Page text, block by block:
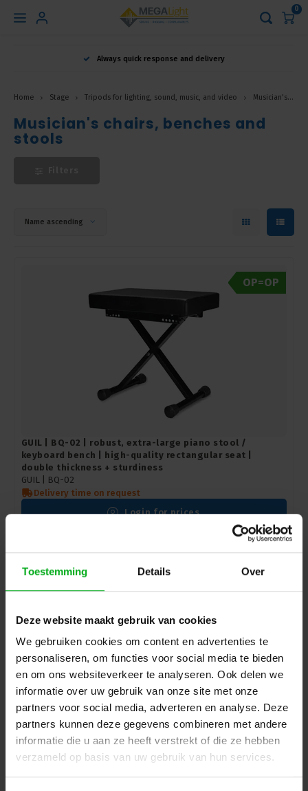
Toestemming Details Over
Deze website maakt gebruik van cookies
We gebruiken cookies om content en advertenties te
personaliseren, om functies voor social media te bieden
en om ons websiteverkeer te analyseren. Ook delen we
informatie over uw gebruik van onze site met onze
partners voor social media, adverteren en analyse. Deze
partners kunnen deze gegevens combineren met andere
informatie die u aan ze heeft verstrekt of die ze hebben
verzameld op basis van uw gebruik van hun services.
Hoofdmenu
Nederlands
0
Always quick response and delivery
Home Stage Tripods for lighting, sound, music, and video Musician's chairs, benches and stools
Musician's chairs, benches and
stools
Name ascending
OP=OP
GUIL | BQ-02 | robust, extra-large piano stool /
keyboard bench | high-quality rectangular seat |
double thickness + sturdiness
GUIL |
BQ-02
Delivery time on request
Login for prices
OP=OP
GUIL | SL-16 | robust drum stool | high-quality, round
seat | double thickness + firmness | pneumatic height
adjustment
GUIL | SL-16
Delivery time on request